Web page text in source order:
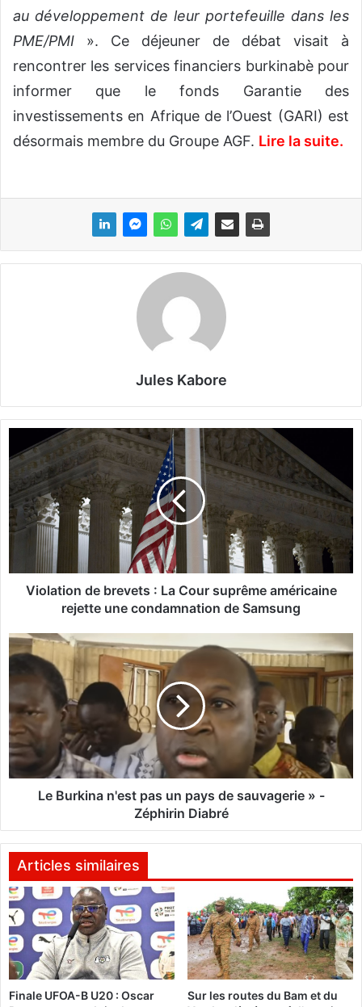
au développement de leur portefeuille dans les
PME/PMI ». Ce déjeuner de débat visait à
rencontrer les services financiers burkinabè pour
informer que le fonds Garantie des
investissements en Afrique de l’Ouest (GARI) est
désormais membre du Groupe AGF. Lire la suite.
Jules Kabore
l
a
t
i
n
r
e
e
t
s
:
L
a
r
p
r
ê
m
e
a
m
Violation de brevets : La Cour suprême américaine
rejette une condamnation de Samsung
L
e
B
k
i
n
a
e
s
p
a
s
u
n
p
a
y
Le Burkina n'est pas un pays de sauvagerie » -
Zéphirin Diabré
Articles similaires
Finale UFOA-B U20 : Oscar
Sur les routes du Bam et du